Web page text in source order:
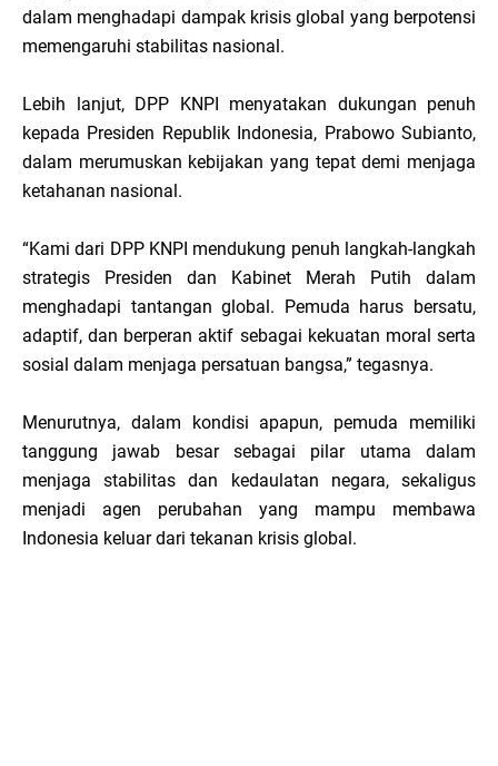
dalam menghadapi dampak krisis global yang berpotensi
memengaruhi stabilitas nasional.
Lebih lanjut, DPP KNPI menyatakan dukungan penuh
kepada Presiden Republik Indonesia, Prabowo Subianto,
dalam merumuskan kebijakan yang tepat demi menjaga
ketahanan nasional.
“Kami dari DPP KNPI mendukung penuh langkah-langkah
strategis Presiden dan Kabinet Merah Putih dalam
menghadapi tantangan global. Pemuda harus bersatu,
adaptif, dan berperan aktif sebagai kekuatan moral serta
sosial dalam menjaga persatuan bangsa,” tegasnya.
Menurutnya, dalam kondisi apapun, pemuda memiliki
tanggung jawab besar sebagai pilar utama dalam
menjaga stabilitas dan kedaulatan negara, sekaligus
menjadi agen perubahan yang mampu membawa
Indonesia keluar dari tekanan krisis global.